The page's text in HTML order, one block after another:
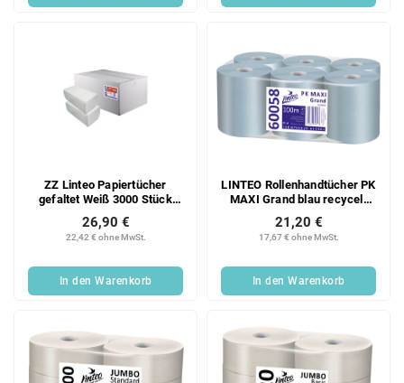
ZZ Linteo Papiertücher
gefaltet Weiß 3000 Stück
Ganzkarton 20 Stück
22,42 € ohne MwSt.
26,90 €
In den Warenkorb
LINTEO Rollenhandtücher PK
MAXI Grand blau recycelt
17,67 € ohne MwSt.
21,20 €
In den Warenkorb